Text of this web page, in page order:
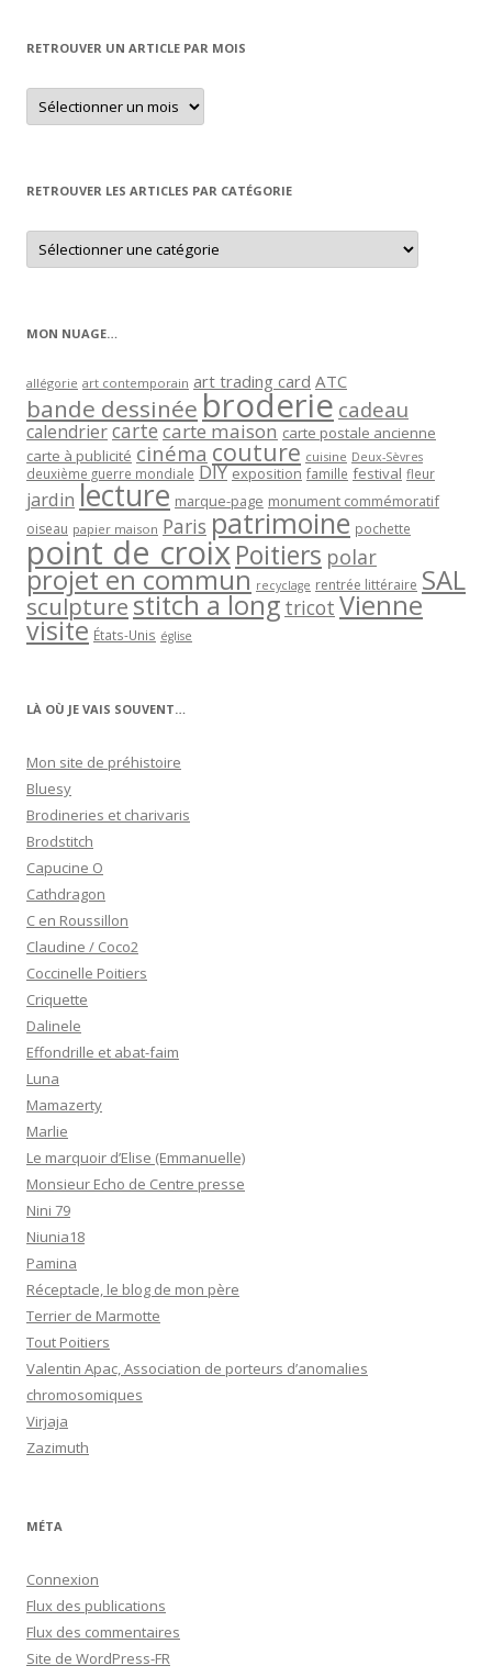
RETROUVER UN ARTICLE PAR MOIS
Retrouver
un
article
RETROUVER LES ARTICLES PAR CATÉGORIE
Retrouver
les
articles
MON NUAGE…
allégorie art contemporain art trading card ATC
bande dessinée broderie cadeau
calendriercartecarte maison carte postale ancienne
carte à publicité cinéma couture cuisine Deux-Sèvres
deuxième guerre mondiale DIY exposition famille festival fleur
jardin lecture marque-page monument commémoratif
oiseau papier maison Paris patrimoine pochette
point de croixPoitiers polar
projet en commun recyclage rentrée littéraire SAL
sculpturestitch a long tricot Vienne
visite États-Unis église
LÀ OÙ JE VAIS SOUVENT…
Mon site de préhistoire
Bluesy
Brodineries et charivaris
Brodstitch
Capucine O
Cathdragon
C en Roussillon
Claudine / Coco2
Coccinelle Poitiers
Criquette
Dalinele
Effondrille et abat-faim
Luna
Mamazerty
Marlie
Le marquoir d’Elise (Emmanuelle)
Monsieur Echo de Centre presse
Nini 79
Niunia18
Pamina
Réceptacle, le blog de mon père
Terrier de Marmotte
Tout Poitiers
Valentin Apac, Association de porteurs d’anomalies
chromosomiques
Virjaja
Zazimuth
MÉTA
Connexion
Flux des publications
Flux des commentaires
Site de WordPress-FR